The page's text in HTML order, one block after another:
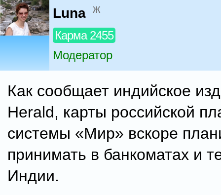
Luna ж
Карма 2455
Модератор
Как сообщает индийское
Herald, карты российской
системы «Мир» вскоре
принимать в банкоматах и
Индии.